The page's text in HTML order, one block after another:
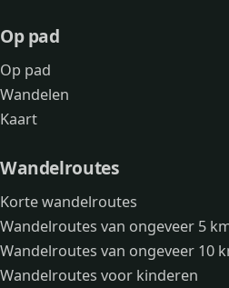
Op pad
Op pad
Wandelen
Kaart
Wandelroutes
Korte wandelroutes
Wandelroutes van ongeveer 5
Wandelroutes van ongeveer 10
Wandelroutes voor kinderen